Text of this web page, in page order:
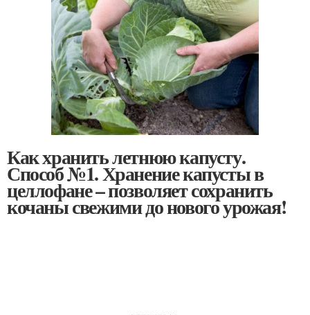
Как хранить летнюю капусту.
Способ №1. Хранение капусты в
целлофане – позволяет сохранить
кочаны свежими до нового урожая!